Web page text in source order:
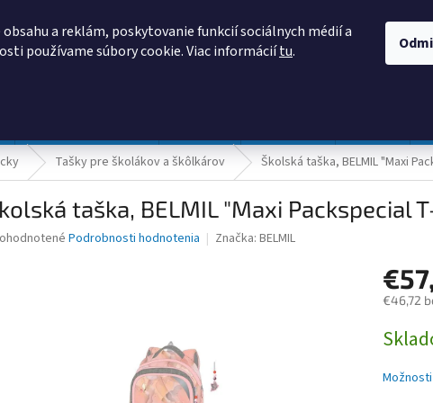
a reklám, poskytovanie funkcií sociálnych médií a
používame súbory cookie. Viac informáciítu.
Tašky pre školákov a škôlkárov Školská taška, BELMIL "Maxi
taška, BELMIL "Maxi Packspecial
Podrobnosti hodnotenia Značka: BELMIL
€46,72
cena: